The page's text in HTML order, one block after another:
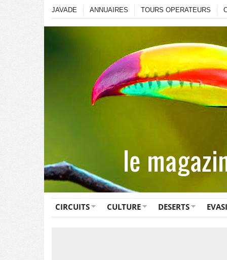
JAVADE ANNUAIRES TOURS OPERATEURS
CIRCUITS CULTURE DESERTS